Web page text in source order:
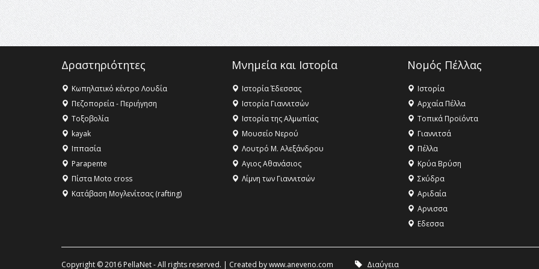
Δραστηριότητες
Κωπηλατικό κέντρο Λουδία
Πεζοπορεία - Περιήγηση
Τοξοβολία
kayak
Ιππασία
Parapente
Πίστα Moto cross
Κατάβαση Μογλενίτσας (rafting)
Μνημεία και Ιστορία
Ιστορία Έδεσσας
Ιστορία Γιαννιτσών
Ιστορία της Αλμωπίας
Μουσείο Νερού
Λουτρό Μ. Αλεξάνδρου
Αγιος Αθανάσιος
Λίμνη των Γιαννιτσών
Νομός Πέλλας
Ιστορία
Αρχαία Πέλλα
Τοπικά Προϊόντα
Γιαννιτσά
Πέλλα
Κρύα Βρύση
Σκύδρα
Αριδαία
Aρνισσα
Eδεσσα
Copyright © 2016 PellaNet - All rights reserved. | Created bywww.aneveno.com Διαύγεια